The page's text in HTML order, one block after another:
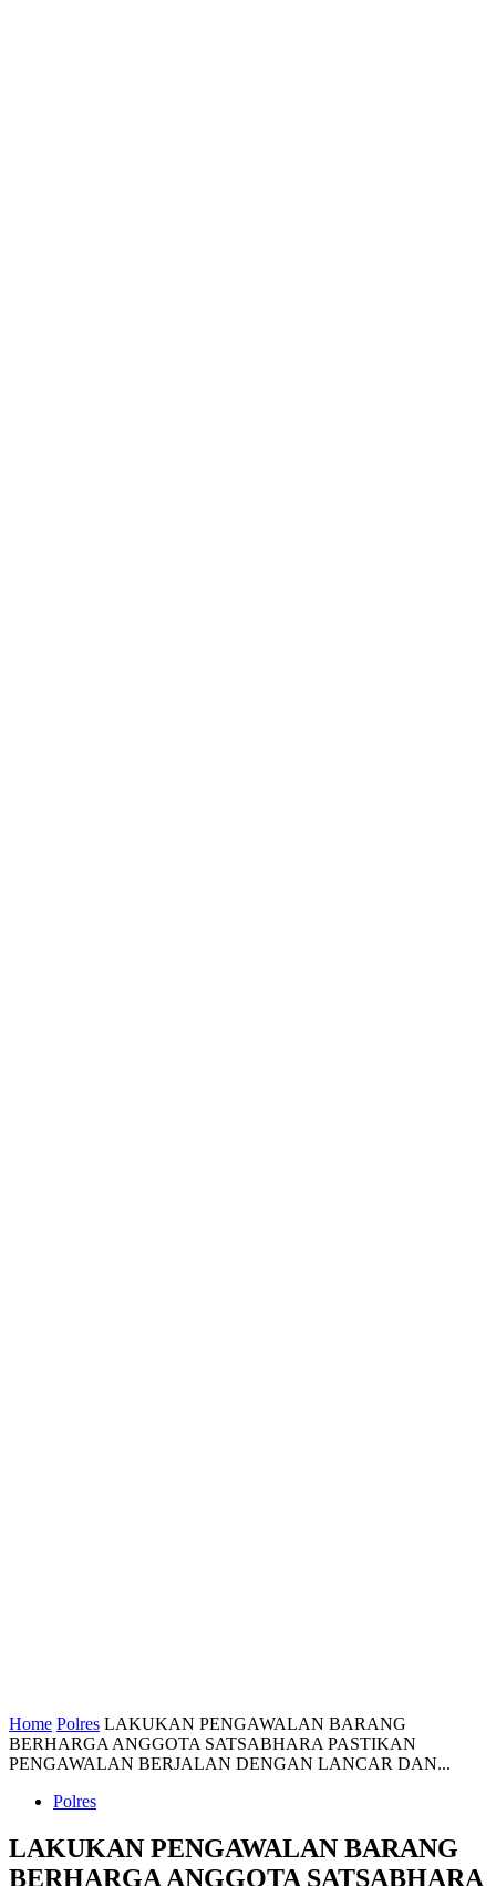
Home Polres LAKUKAN PENGAWALAN BARANG
BERHARGA ANGGOTA SATSABHARA PASTIKAN
PENGAWALAN BERJALAN DENGAN LANCAR DAN...
Polres
LAKUKAN PENGAWALAN BARANG
BERHARGA ANGGOTA SATSABHARA